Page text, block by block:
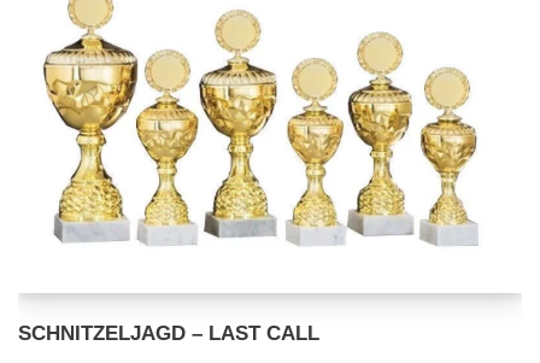
SCHNITZELJAGD – LAST CALL